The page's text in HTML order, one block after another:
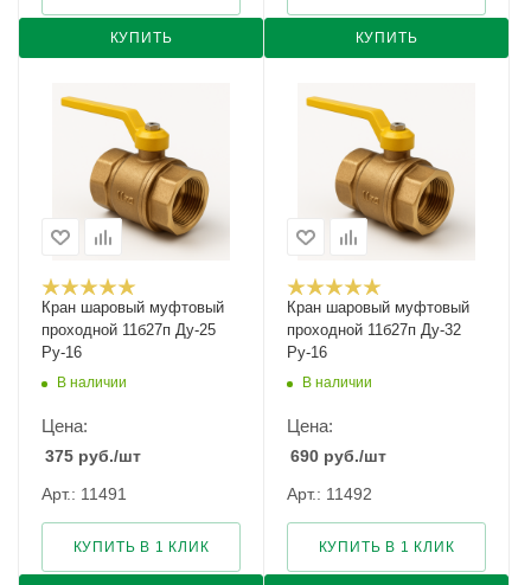
КУПИТЬ КУПИТЬ
Кран шаровый муфтовый
проходной 11б27п Ду-25
Ру-16
В наличии
Цена:
375 руб./шт
Арт.: 11491
КУПИТЬ В 1 КЛИК
Кран шаровый муфтовый
проходной 11б27п Ду-32
Ру-16
В наличии
Цена:
690 руб./шт
Арт.: 11492
КУПИТЬ В 1 КЛИК